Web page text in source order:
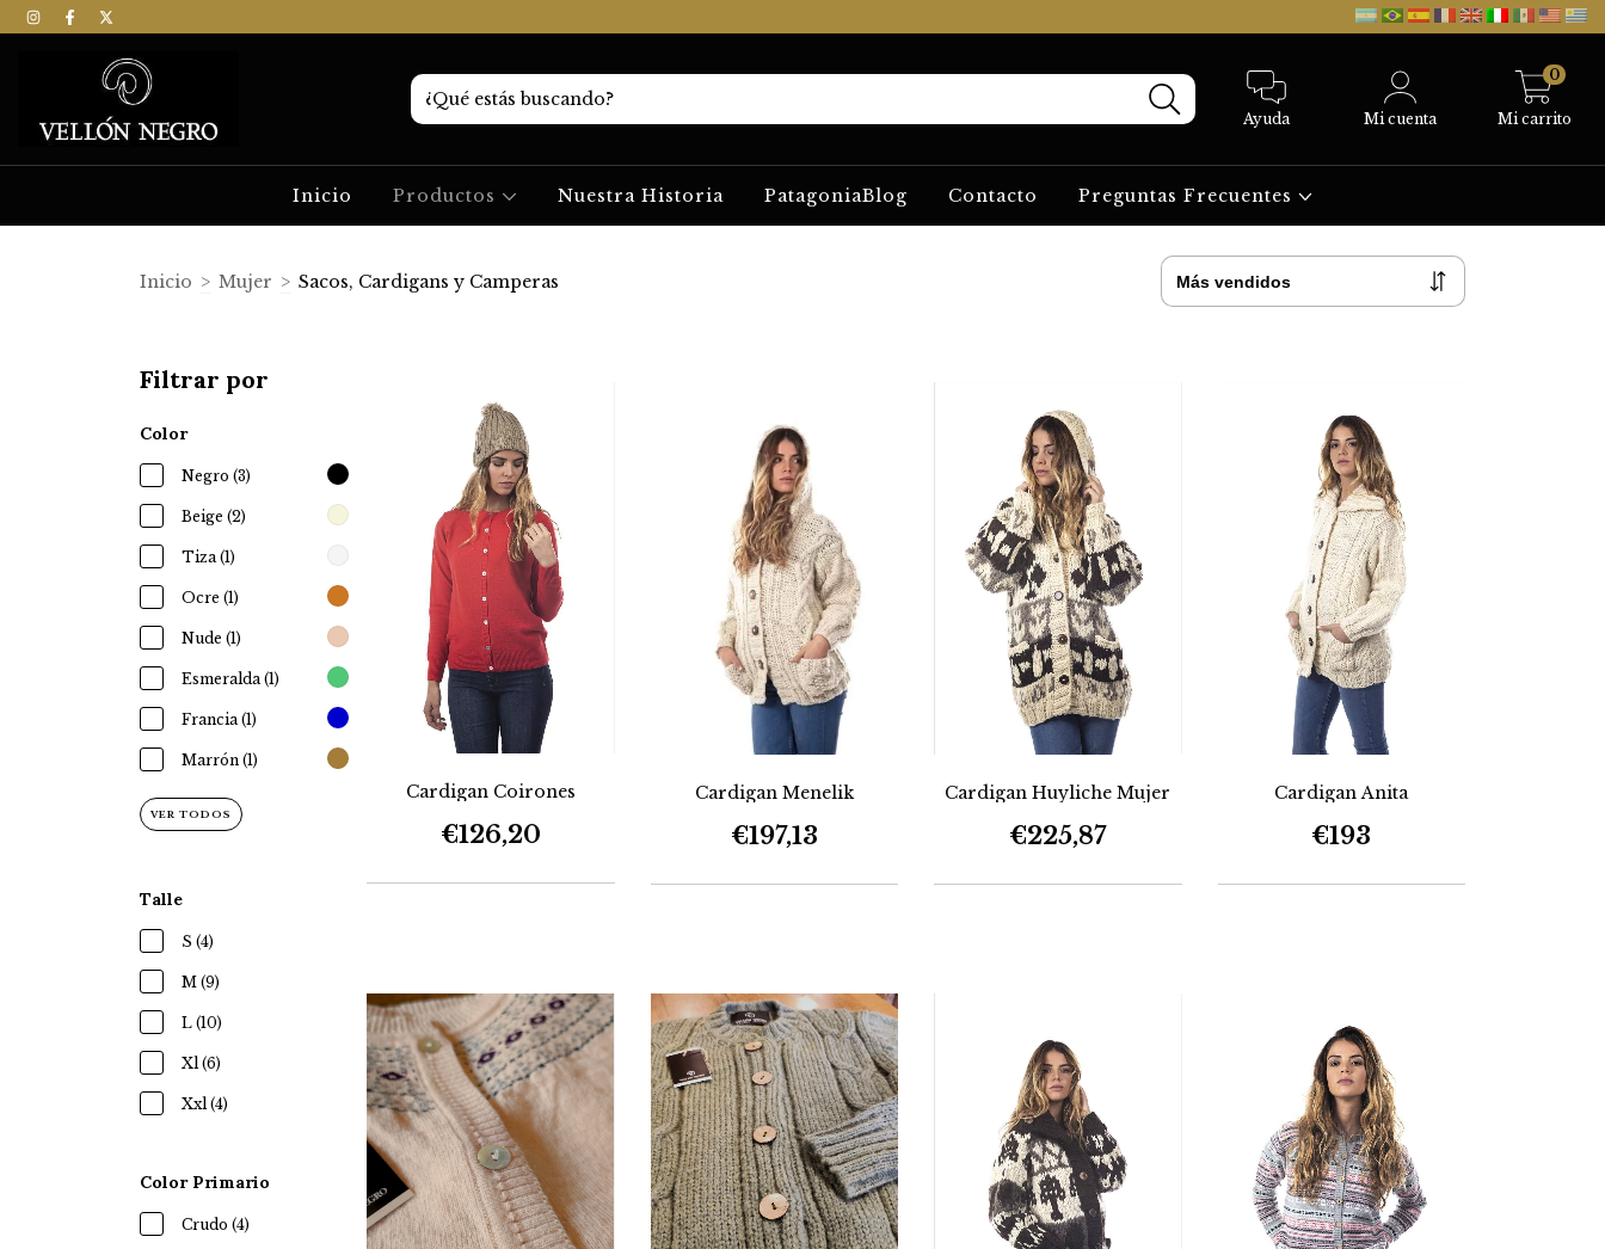
Ayuda Mi cuenta Mi carrito
0
Inicio Productos Nuestra Historia PatagoniaBlog Contacto Preguntas Frecuentes
Inicio > Mujer > Sacos, Cardigans y Camperas
Filtrar por
Color
Negro (3)
Beige (2)
Tiza (1)
Ocre (1)
Nude (1)
Esmeralda (1)
Francia (1)
Marrón (1)
VER TODOS
Talle
S (4)
M (9)
L (10)
Xl (6)
Xxl (4)
Color Primario
Crudo (4)
Cardigan Coirones
€126,20
Cardigan Menelik
€197,13
Cardigan Huyliche Mujer
€225,87
Cardigan Anita
€193